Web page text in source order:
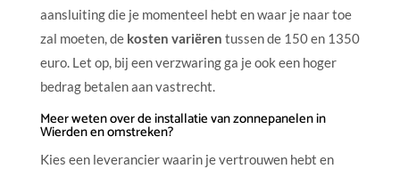
aansluiting die je momenteel hebt en waar je naar toe
zal moeten, de kosten variëren tussen de 150 en 1350
euro. Let op, bij een verzwaring ga je ook een hoger
bedrag betalen aan vastrecht.
Meer weten over de installatie van zonnepanelen in
Wierden en omstreken?
Kies een leverancier waarin je vertrouwen hebt en